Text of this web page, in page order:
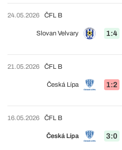
24.05.2026
Slovan Velvary 1:4
ČFL B
21.05.2026
Česká Lípa 1:2
ČFL B
16.05.2026
Česká Lípa 3:0
ČFL B